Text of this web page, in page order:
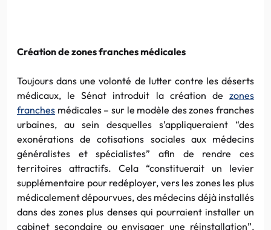
Création de zones franches médicales
Toujours dans une volonté de lutter contre les déserts
médicaux, le Sénat introduit la création de zones
franches médicales – sur le modèle des zones franches
urbaines, au sein desquelles s’appliqueraient “des
exonérations de cotisations sociales aux médecins
généralistes et spécialistes” afin de rendre ces
territoires attractifs. Cela “constituerait un levier
supplémentaire pour redéployer, vers les zones les plus
médicalement dépourvues, des médecins déjà installés
dans des zones plus denses qui pourraient installer un
cabinet secondaire ou envisager une réinstallation”,